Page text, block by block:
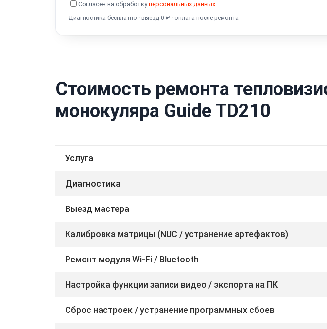
Согласен на обработкуперсональных данных
Диагностика бесплатно · выезд 0 ₽ · оплата после ремонта
Стоимость ремонта
монокуляра Guide TD210
Услуга
Диагностика
Выезд мастера
Калибровка матрицы (NUC / устранение артефактов)
Ремонт модуля Wi-Fi / Bluetooth
Настройка функции записи видео / экспорта на ПК
Сброс настроек / устранение программных сбоев